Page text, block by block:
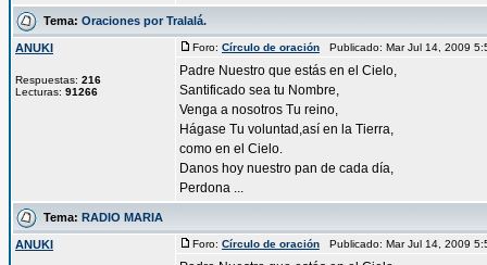
Tema: Oraciones por Tralalá.
ANUKI
Respuestas: 216
Lecturas: 91266
Foro: Círculo de oración Publicado: Mar Jul 14, 2009
Padre Nuestro que estás en el Cielo,
Santificado sea tu Nombre,
Venga a nosotros Tu reino,
Hágase Tu voluntad,así en la Tierra,
como en el Cielo.
Danos hoy nuestro pan de cada día,
Perdona ...
Tema: RADIO MARIA
ANUKI Foro: Círculo de oración Publicado: Mar Jul 14, 2009